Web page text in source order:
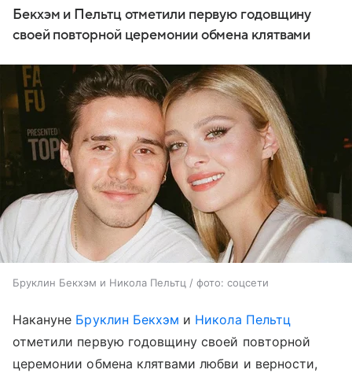
Бекхэм и Пельтц отметили первую годовщину
своей повторной церемонии обмена клятвами
Бруклин Бекхэм и Никола Пельтц / фото: соцсети
Накануне Бруклин Бекхэм и Никола Пельтц
отметили первую годовщину своей повторной
церемонии обмена клятвами любви и верности,